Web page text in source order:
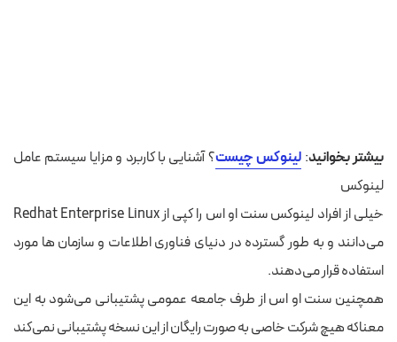
بیشتر بخوانید: لینوکس چیست؟ آشنایی با کاربرد و مزایا سیستم عامل
لینوکس
خیلی از افراد لینوکس سنت او اس را کپی از Redhat Enterprise Linux
می‌دانند و به طور گسترده در دنیای فناوری اطلاعات و سازمان ها مورد
استفاده قرار می‌دهند.
همچنین سنت او اس از طرف جامعه عمومی پشتیبانی می‌شود به این
معناکه هیچ شرکت خاصی به صورت رایگان از این نسخه پشتیبانی نمی‌کند